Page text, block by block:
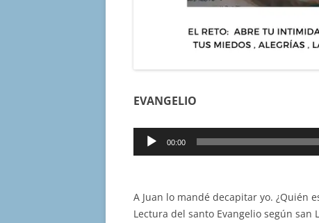
EVANGELIO
Reproductor
00:00
A Juan lo mandé decapitar yo. ¿Quién
Lectura del santo Evangelio según san